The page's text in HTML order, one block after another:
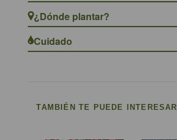
¿Dónde plantar?
Cuidado
TAMBIÉN TE PUEDE INTERESAR